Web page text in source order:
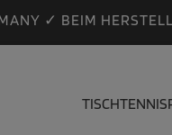
✓ BEIM